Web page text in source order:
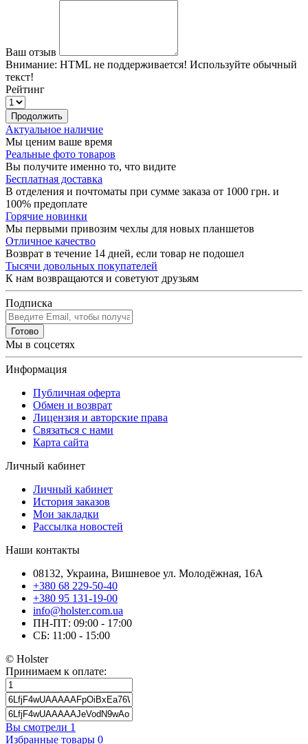
Ваш отзыв
Внимание: HTML не поддерживается! Используйте обычный
текст!
Рейтинг
Продолжить
Актуальное наличие
Мы ценим ваше время
Реальные фото товаров
Вы получите именно то, что видите
Бесплатная доставка
В отделения и почтоматы при сумме заказа от 1000 грн. и
100% предоплате
Горячие новинки
Мы первыми привозим чехлы для новых планшетов
Отличное качество
Возврат в течение 14 дней, если товар не подошел
Тысячи довольных покупателей
К нам возвращаются и советуют друзьям
Подписка
Готово
Мы в соцсетях
Информация
Публичная оферта
Обмен и возврат
Лицензия и авторские права
Связаться с нами
Карта сайта
Личный кабинет
Личный кабинет
История заказов
Мои закладки
Рассылка новостей
Наши контакты
08132, Украина, Вишневое ул. Молодёжная, 16А
+380 68 229-50-40
+380 95 131-19-00
info@holster.com.ua
ПН-ПТ: 09:00 - 17:00
СБ: 11:00 - 15:00
© Holster
Принимаем к оплате:
Вы смотрели 1
Избранные товары 0